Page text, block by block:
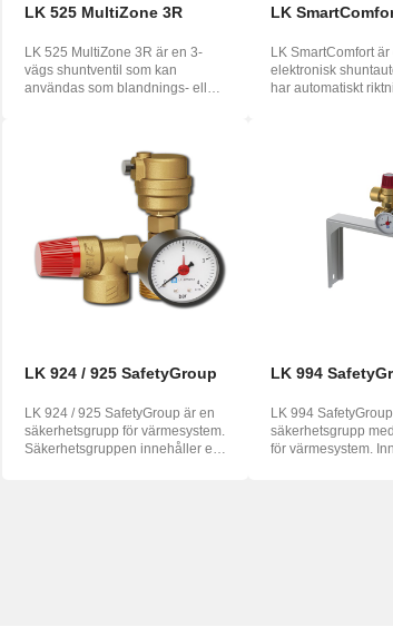
LK 525 MultiZone 3R
LK 525 MultiZone 3R är en 3-
vägs shuntventil som kan
användas som blandnings- eller
LK
LK SmartComfort är en
elektronisk
har automatiskt
LK 924 / 925 SafetyGroup
LK 924 / 925 SafetyGroup är en
säkerhetsgrupp för värmesystem.
Säkerhetsgruppen innehåller en
LK 994
LK 994
säkerhetsgrupp
för värmesystem. Innefattar